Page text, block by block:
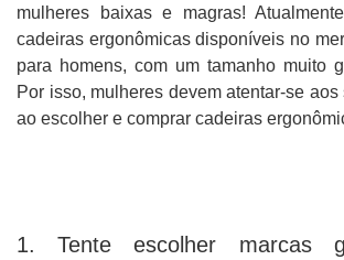
mulheres baixas e magras!
cadeiras ergonômicas disponíveis no
para homens, com um tamanho muito
Por isso, mulheres devem atentar-se
ao escolher e comprar cadeiras
1. Tente escolher marcas